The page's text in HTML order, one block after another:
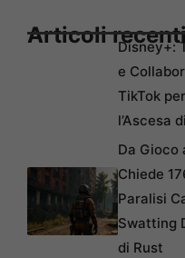
Articoli
Disney+:
e
TikTok
l’Ascesa
Da Gioco
Chiede
Paralisi
Swatting
di Rust